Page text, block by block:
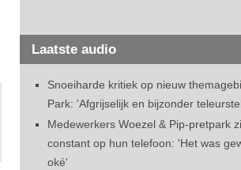
Laatste audio
Snoeiharde kritiek op nieuw
Park: 'Afgrijselijk en bijzonder
Medewerkers Woezel & Pip-pretpark
constant op hun telefoon: 'Het was
oké'